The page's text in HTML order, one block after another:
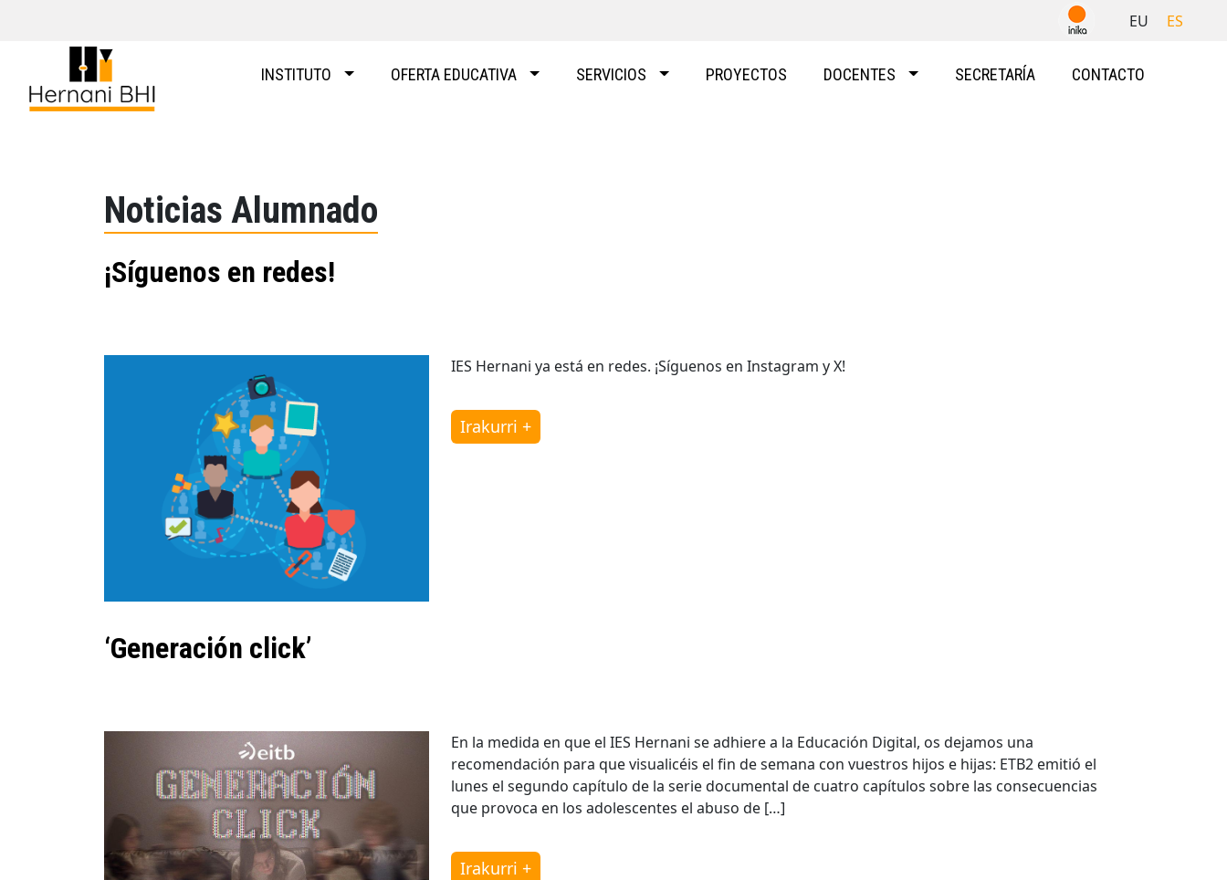
EU ES
INSTITUTO OFERTA EDUCATIVA SERVICIOS PROYECTOS DOCENTES SECRETARÍA CONTACTO
Noticias Alumnado
¡Síguenos en redes!
IES Hernani ya está en redes. ¡Síguenos en Instagram y X!
Irakurri +
‘Generación click’
En la medida en que el IES Hernani se adhiere a la Educación Digital, os dejamos una
recomendación para que visualicéis el fin de semana con vuestros hijos e hijas: ETB2 emitió el
lunes el segundo capítulo de la serie documental de cuatro capítulos sobre las consecuencias
que provoca en los adolescentes el abuso de […]
Irakurri +